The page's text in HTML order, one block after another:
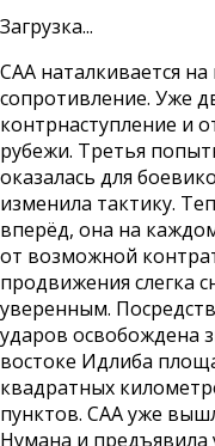
Загрузка...
САА наталкивается
сопротивление. Уже
контрнаступление и
рубежи. Третья
оказалась для
изменила тактику.
вперёд, она на
от возможной
продвижения слегка
уверенным.
ударов освобождена
востоке Идлиба
квадратных
пунктов. САА уже
Нумана и предъявила